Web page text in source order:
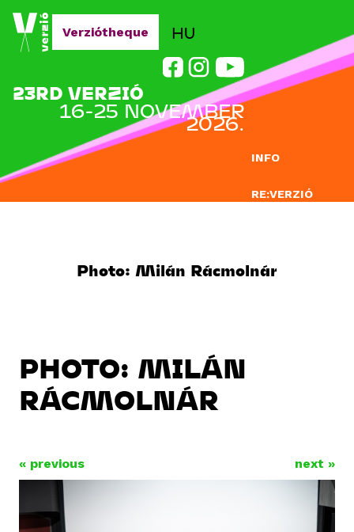
Jump to navigation
INFO
RE:VERZIÓ
HU
23RD VERZIÓ
16-25 NOVEMBER
2026.
Verziótheque
Photo: Milán Rácmolnár
PHOTO: MILÁN
RÁCMOLNÁR
« previous next »